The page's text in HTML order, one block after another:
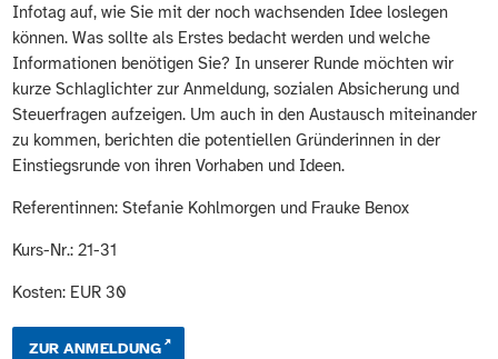
Infotag auf, wie Sie mit der noch wachsenden Idee loslegen
können. Was sollte als Erstes bedacht werden und welche
Informationen benötigen Sie? In unserer Runde möchten wir
kurze Schlaglichter zur Anmeldung, sozialen Absicherung und
Steuerfragen aufzeigen. Um auch in den Austausch miteinander
zu kommen, berichten die potentiellen Gründerinnen in der
Einstiegsrunde von ihren Vorhaben und Ideen.
Referentinnen: Stefanie Kohlmorgen und Frauke Benox
Kurs-Nr.: 21-31
Kosten: EUR 30
ZUR ANMELDUNG